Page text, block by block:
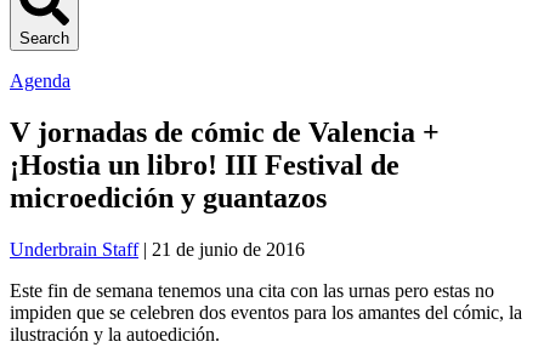
Search
Agenda
V jornadas de cómic de Valencia +
¡Hostia un libro! III Festival de
microedición y guantazos
Underbrain Staff| 21 de junio de 2016
Este fin de semana tenemos una cita con las urnas pero estas no
impiden que se celebren dos eventos para los amantes del cómic, la
ilustración y la autoedición.